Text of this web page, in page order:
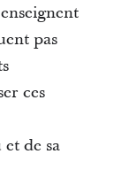
pas
ces
de sa